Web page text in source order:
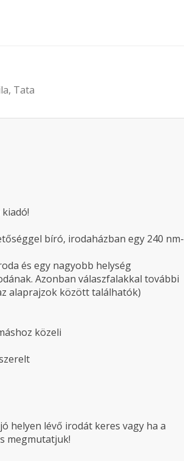
Tata
bíró, irodaházban egy 240 nm-
és egy nagyobb helység
Azonban válaszfalakkal további
alaprajzok között találhatók)
közeli
helyen lévő irodát keres vagy ha a
megmutatjuk!